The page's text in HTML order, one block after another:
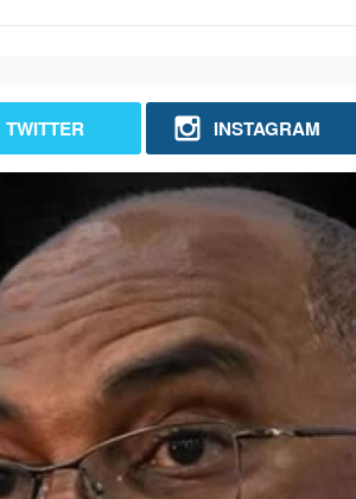
TWITTER INSTAGRAM